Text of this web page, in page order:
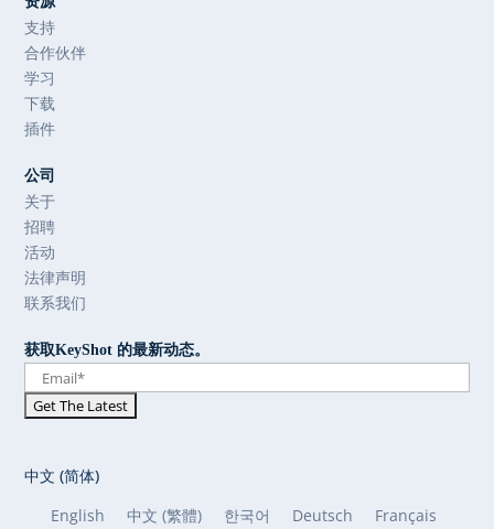
支持
合作伙伴
学习
下载
插件
公司
关于
招聘
活动
法律声明
联系我们
获取KeyShot 的最新动态。
中文 (简体)
English
中文 (繁體) 한국어 Deutsch Français